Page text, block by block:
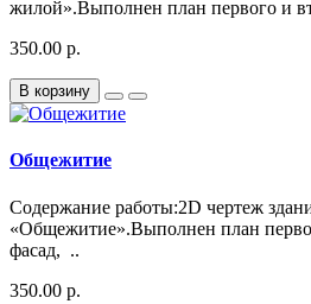
жилой».Выполнен план первого и
350.00 р.
В корзину
Общежитие
Содержание работы:2D чертеж
«Общежитие».Выполнен план
фасад, ..
350.00 р.